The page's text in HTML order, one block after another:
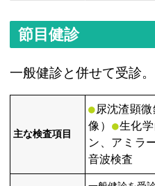
節目健診
一般健診と併せて受診。
主な検査項目
●尿沈渣顕微
像） ●生化
ン、アミラ
音波検査